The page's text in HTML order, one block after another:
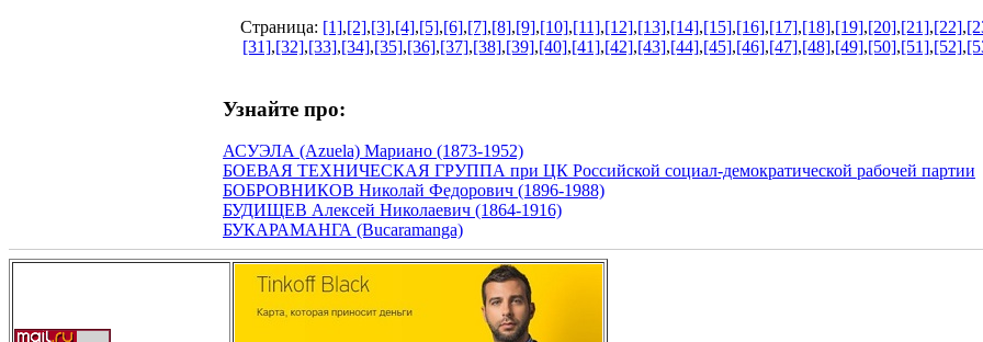
Страница: [1],[2],[3],[4],[5],[6],[7],[8],[9],[10],[11],[12],[13],[14],[15],[16],[17],[18],[19],[20],[21],[22],
[31],[32],[33],[34],[35],[36],[37],[38],[39],[40],[41],[42],[43],[44],[45],[46],[47],[48],[49],[50],[51],[52],
Узнайте про:
АСУЭЛА (Azuela) Мариано (1873-1952)
БОЕВАЯ ТЕХНИЧЕСКАЯ ГРУППА при ЦК Российской социал-демократической рабочей партии
БОБРОВНИКОВ Николай Федорович (1896-1988)
БУДИЩЕВ Алексей Николаевич (1864-1916)
БУКАРАМАНГА (Bucaramanga)